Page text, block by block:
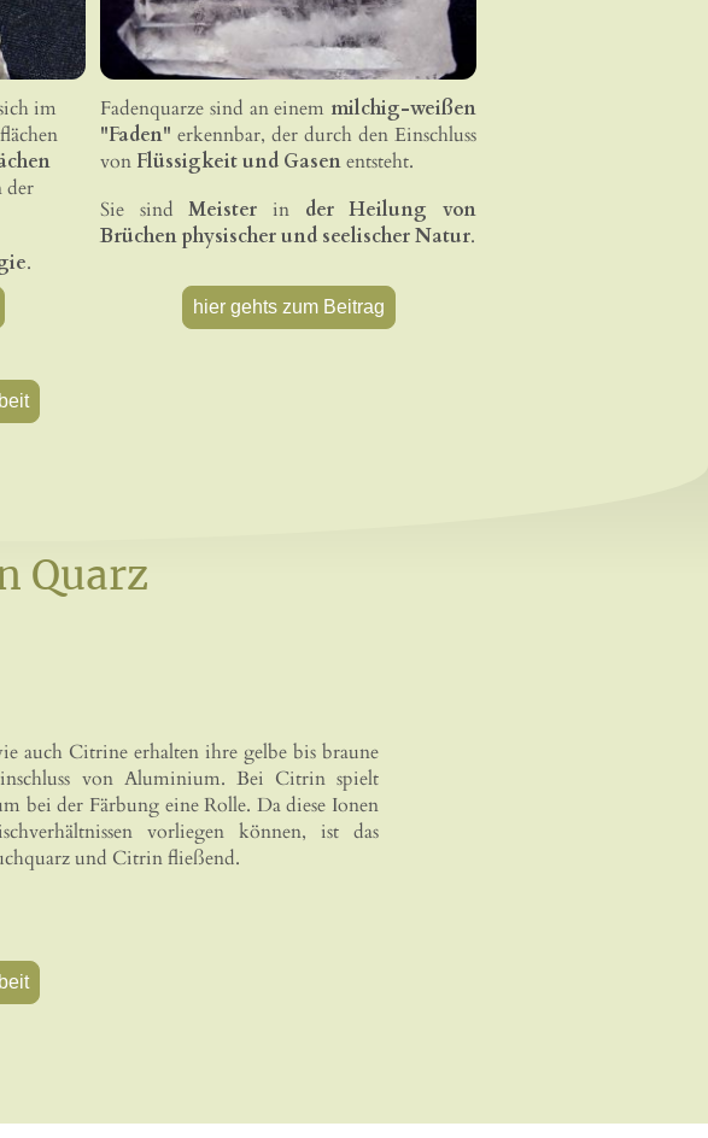
im
der
.
Fadenquarze sind an einem milchig-weißen
"Faden" erkennbar, der durch den Einschluss
von Flüssigkeit und Gasenentsteht.
Sie sindMeister in der Heilung von
Brüchen physischer und seelischer Natur.
hier gehts zum Beitrag
auch Citrine erhalten ihre gelbe bis braune
von Aluminium. Bei Citrin spielt
bei der Färbung eine Rolle. Da diese Ionen
vorliegen können, ist das
und Citrin fließend.
Quarz